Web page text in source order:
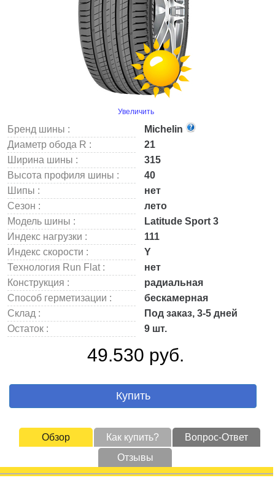
Увеличить
Бренд шины :
Michelin
Диаметр обода R :
21
Ширина шины :
315
Высота профиля шины :
40
Шипы :
нет
Сезон :
лето
Модель шины :
Latitude Sport 3
Индекс нагрузки :
111
Индекс скорости :
Y
Технология Run Flat :
нет
Конструкция :
радиальная
Способ герметизации :
бескамерная
Склад :
Под заказ, 3-5 дней
Остаток :
9 шт.
49.530 руб.
Купить
Обзор Как купить?
Вопрос-Ответ
Отзывы